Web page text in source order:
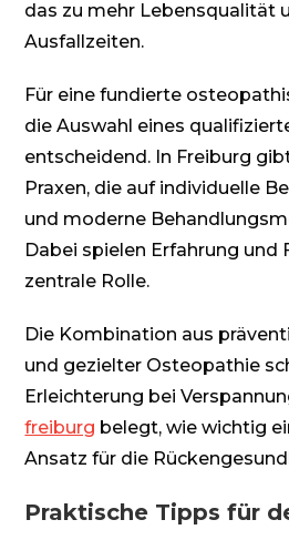
das zu mehr Lebensqualität
Ausfallzeiten.
Für eine fundierte
die Auswahl eines
entscheidend. In Freiburg
Praxen, die auf individuelle
und moderne
Dabei spielen Erfahrung und
zentrale Rolle.
Die Kombination aus
und gezielter Osteopathie
Erleichterung bei
freiburg belegt, wie wichtig
Ansatz für die
Praktische Tipps für